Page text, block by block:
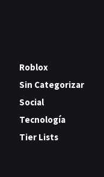
Roblox
Sin Categorizar
Social
Tecnología
Tier Lists